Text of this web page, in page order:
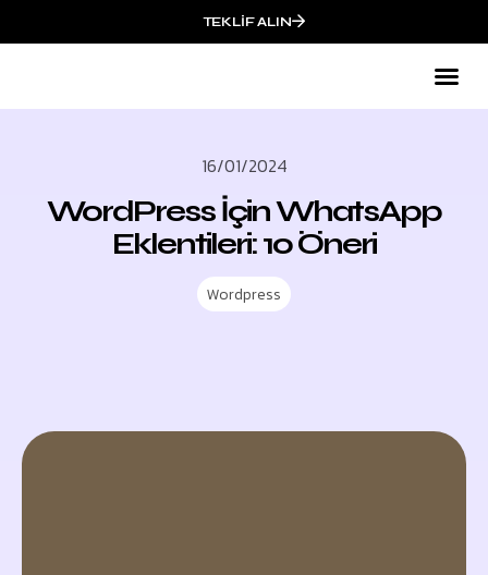
TEKLIF ALIN
16/01/2024
WordPress İçin WhatsApp
Eklentileri: 10 Öneri
Wordpress